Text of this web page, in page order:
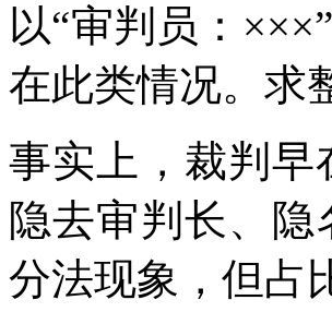
以“审判员：
在此类情况。求
事实上，裁判早
隐去审判长、
分法现象，但占